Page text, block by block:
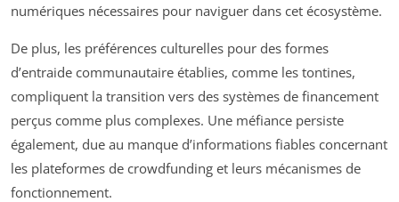
numériques nécessaires pour naviguer dans cet écosystème.
De plus, les préférences culturelles pour des formes
d’entraide communautaire établies, comme les tontines,
compliquent la transition vers des systèmes de financement
perçus comme plus complexes. Une méfiance persiste
également, due au manque d’informations fiables concernant
les plateformes de crowdfunding et leurs mécanismes de
fonctionnement.